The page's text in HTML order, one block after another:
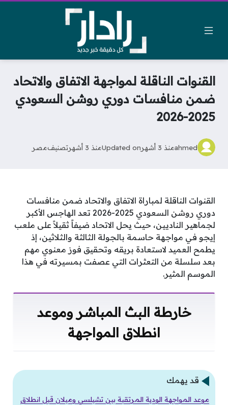
القنوات الناقلة لمواجهة الاتفاق والاتحاد
ضمن منافسات دوري روشن السعودي
2025-2026
ahmedمنذ 3 أشهر Updated onمنذ 3 أشهر تصنيفمصر
القنوات الناقلة لمباراة الاتفاق والاتحاد ضمن منافسات
دوري روشن السعودي 2025-2026 تعد الهاجس الأكبر
لجماهير الناديين، حيث يحل الاتحاد ضيفاً ثقيلاً على ملعب
إيجو في مواجهة حاسمة بالجولة الثالثة والثلاثين، إذ
يطمح العميد لاستعادة بريقه وتحقيق فوز معنوي مهم
بعد سلسلة من التعثرات التي عصفت بمسيرته في هذا
الموسم المثير.
خارطة البث المباشر وموعد
انطلاق المواجهة
قد يهمك
موعد المواجهة الودية المرتقبة بين تشيلسي وميلان قبل انطلاق